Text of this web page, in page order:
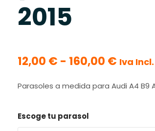
2015
12,00 € - 160,00 € Rango
Iva Incl.
Parasoles a medida para Audi A4 B9
Escoge tu parasol
Audi
A4